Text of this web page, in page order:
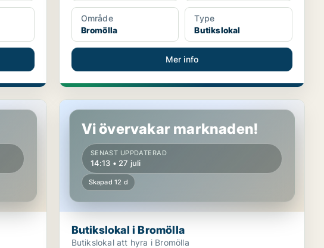
Område
Bromölla
Type
Butikslokal
Mer info
Butikslokal i Bromölla
Vi övervakar marknaden!
SENAST UPPDATERAD
14:13 • 27 juli
Skapad 12 d
Butikslokal i Bromölla
Butikslokal att hyra i Bromölla